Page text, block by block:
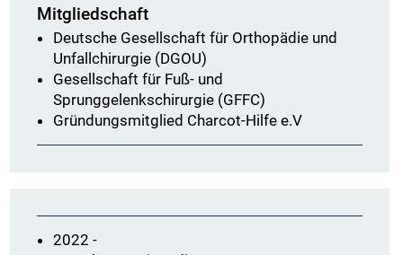
Mitgliedschaft
Deutsche Gesellschaft für Orthopädie und
Unfallchirurgie (DGOU)
Gesellschaft für Fuß- und
Sprunggelenkschirurgie (GFFC)
Gründungsmitglied Charcot-Hilfe e.V
2022 -